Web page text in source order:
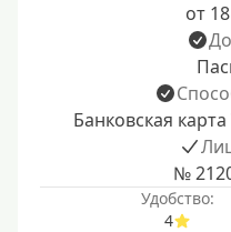
от
Банковская
№
Удобство:
4